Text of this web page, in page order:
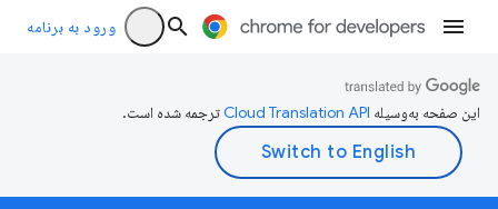
ورود به برنامه
این صفحه به‌وسیله ترجمه شده است.